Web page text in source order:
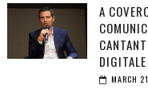
A
MARCH